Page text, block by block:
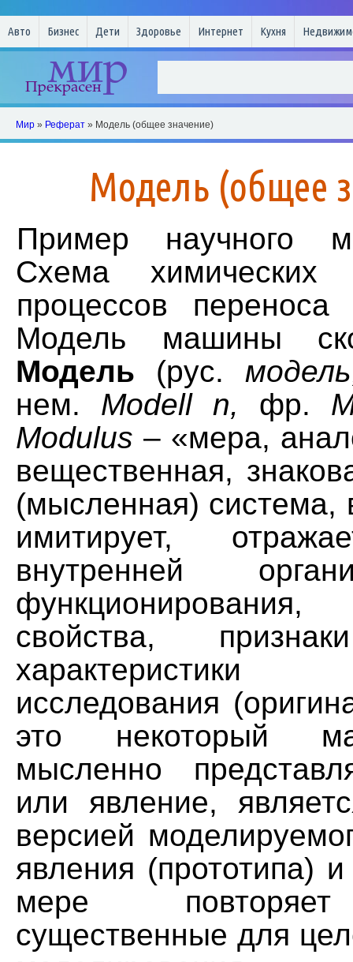
Авто Бизнес Дети Здоровье Интернет Кухня
Мир » Реферат » Модель (общее значение)
Модель (общее
Пример научного
Схема химических
процессов
Модель машины
Модель (рус.
нем. Modell n, фр.
Modulus – «мера,
вещественная,
(мысленная) система,
имитирует,
внутренней
функционирования,
свойства,
исследования
этo некоторый
мысленно
или явление,
версией
явления (прототипа)
мере
существенные для